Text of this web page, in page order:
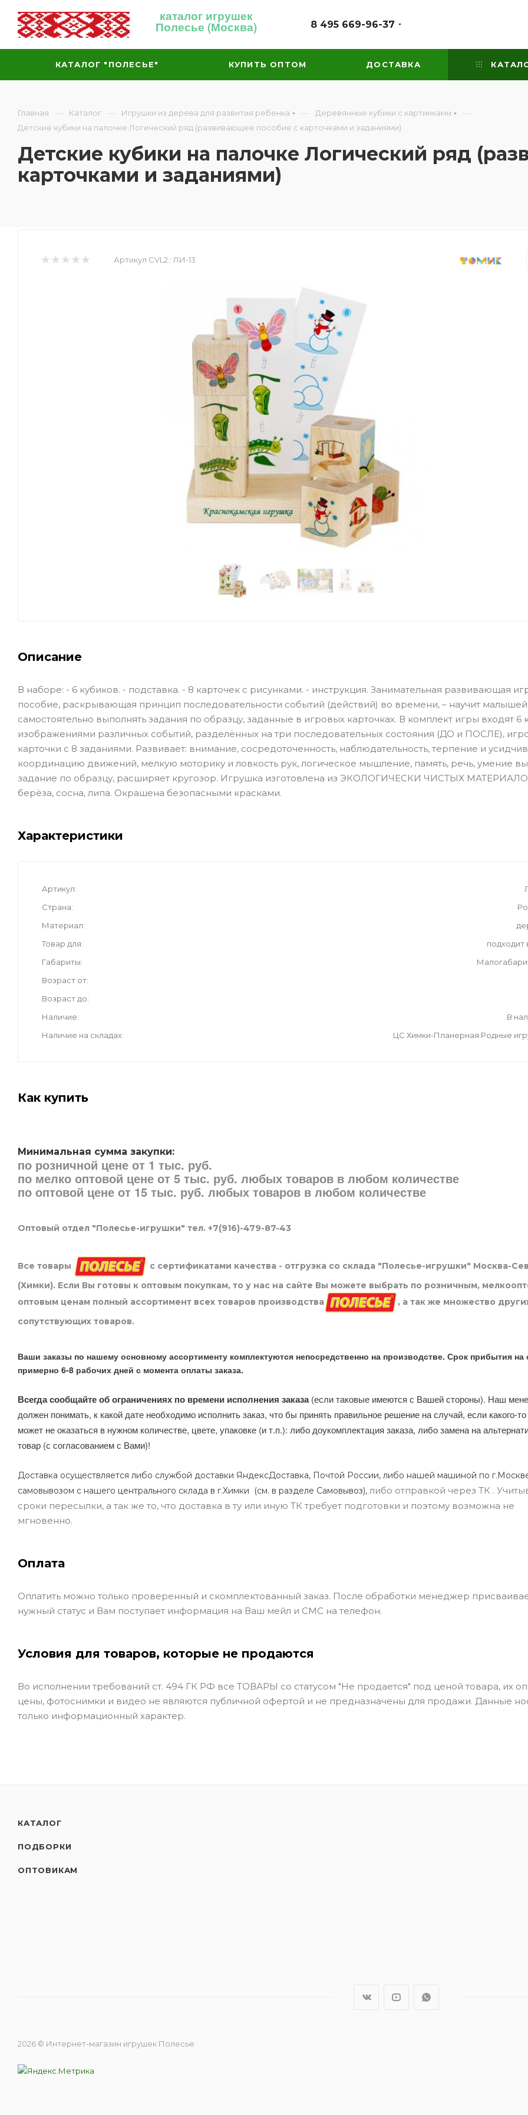
каталог игрушек
Полесье (Москва) 8 495 669-96-37
КАТАЛОГ "ПОЛЕСЬЕ" КУПИТЬ ОПТОМ ДОСТАВКА
Главная — Каталог — Игрушки из дерева для развития ребенка — Деревянные кубики с картинками —
Детские кубики на палочке Логический ряд (развивающее пособие с карточками и заданиями)
Детские кубики на палочке Логический ряд
карточками и заданиями)
Артикул CVL2:: ЛИ-13
Описание
В наборе: - 6 кубиков. - подставка. - 8 карточек с рисунками. - инструкция. Занимательная развивающая
пособие, раскрывающая принцип последовательности событий (действий) во времени, – научит малышей
самостоятельно выполнять задания по образцу, заданные в игровых карточках. В комплект игры входят 6
изображениями различных событий, разделённых на три последовательных состояния (ДО и ПОСЛЕ),
карточки с 8 заданиями. Развивает: внимание, сосредоточенность, наблюдательность, терпение и
координацию движений, мелкую моторику и ловкость рук, логическое мышление, память, речь, умение
задание по образцу, расширяет кругозор. Игрушка изготовлена из ЭКОЛОГИЧЕСКИ ЧИСТЫХ
берёза, сосна, липа. Окрашена безопасными красками.
Характеристики
Артикул
Страна
Материал
Товар для
подходит
Габариты
Возраст от
Возраст до
Наличие
В
Наличие на складах
ЦС Химки-Планерная Родные
Как купить
Минимальная сумма закупки:
по розничной цене от 1 тыс. руб.
по мелко оптовой цене от 5 тыс. руб. любых товаров в любом количестве
по оптовой цене от 15 тыс. руб. любых товаров в любом количестве
Оптовый отдел "Полесье-игрушки" тел. +7(916)-479-87-43
Все товары
с сертификатами качества - отгрузка со склада "Полесье-игрушки" Москва-
(Химки). Если Вы готовы к оптовым покупкам, то у нас на сайте Вы можете выбрать по розничным,
оптовым ценам полный ассортимент всех товаров производства
, а так же множество
сопутствующих товаров.
Ваши заказы по нашему основному ассортименту комплектуются непосредственно на производстве. Срок прибытия на
примерно 6-8 рабочих дней с момента оплаты заказа.
Всегда сообщайте об ограничениях по времени исполнения заказа(если таковые имеются с Вашей стороны). Наш
должен понимать, к какой дате необходимо исполнить заказ, что бы принять правильное решение на случай, если какого-
может не оказаться в нужном количестве, цвете, упаковке (и т.п.): либо доукомплектация заказа, либо замена на
товар (с согласованием с Вами)!
Доставка осуществляется либо службой доставки ЯндексДоставка, Почтой России, либо нашей машиной по
самовывозом с нашего центрального склада в г.Химки (см. в разделе Самовывоз), либо отправкой через ТК .
сроки пересылки, а так же то, что доставка в ту или иную ТК требует подготовки и поэтому возможна не
мгновенно.
Оплата
Оплатить можно только проверенный и скомплектованный заказ. После обработки менеджер
нужный статус и Вам поступает информация на Ваш мейл и СМС на телефон.
Условия для товаров, которые не продаются
Во исполнении требований ст. 494 ГК РФ все ТОВАРЫ со статусом "Не продается" под ценой товара, их
цены, фотоснимки и видео не являются публичной офертой и не предназначены для продажи. Данные
только информационный характер.
КАТАЛОГ
ПОДБОРКИ
ОПТОВИКАМ
2026 © Интернет-магазин игрушек Полесье